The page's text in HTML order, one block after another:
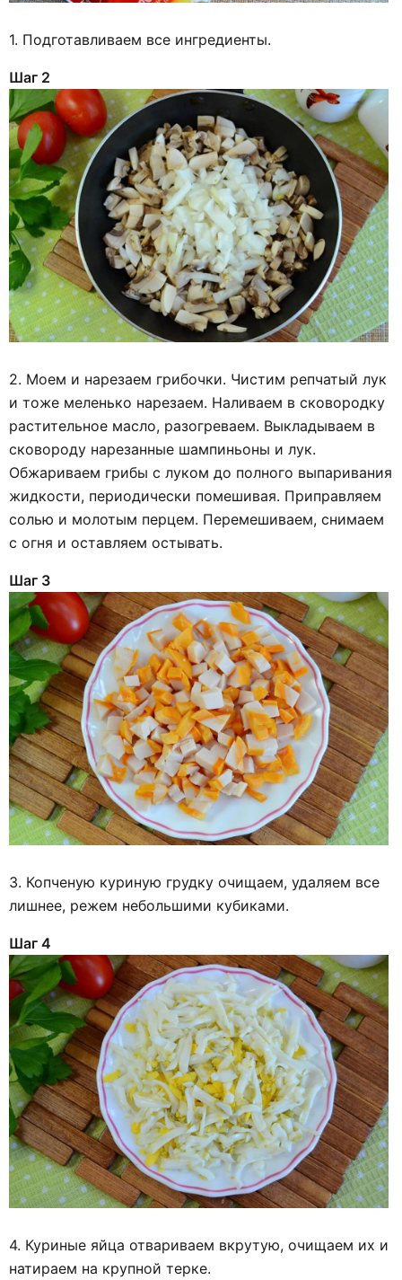
1. Подготавливаем все ингредиенты.
Шаг 2
2. Моем и нарезаем грибочки. Чистим репчатый лук
и тоже меленько нарезаем. Наливаем в сковородку
растительное масло, разогреваем. Выкладываем в
сковороду нарезанные шампиньоны и лук.
Обжариваем грибы с луком до полного выпаривания
жидкости, периодически помешивая. Приправляем
солью и молотым перцем. Перемешиваем, снимаем
с огня и оставляем остывать.
Шаг 3
3. Копченую куриную грудку очищаем, удаляем все
лишнее, режем небольшими кубиками.
Шаг 4
4. Куриные яйца отвариваем вкрутую, очищаем их и
натираем на крупной терке.